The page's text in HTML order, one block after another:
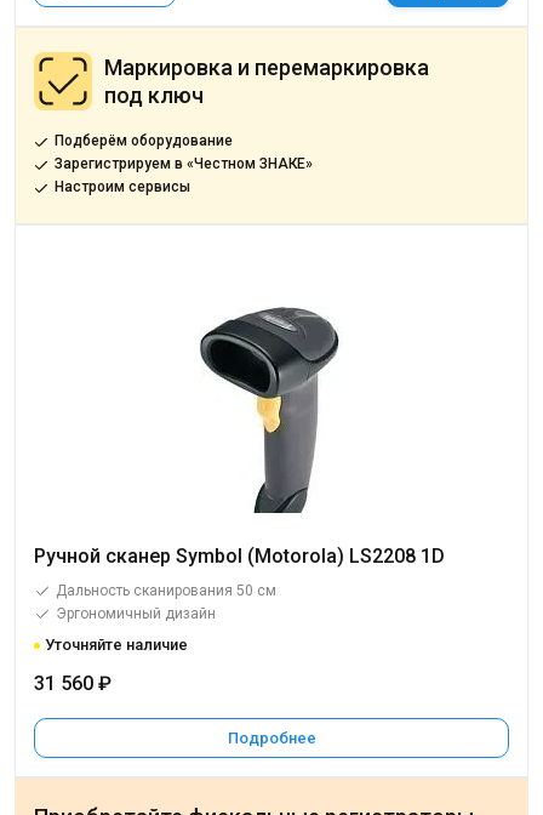
Ручной сканер Symbol (Motorola) LS2208 1D
Дальность сканирования 50 см
Эргономичный дизайн
Уточняйте наличие
31 560 ₽
Подробнее
Маркировка и перемаркировка
под ключ
Подберём оборудование
Зарегистрируем в «Честном ЗНАКЕ»
Настроим сервисы